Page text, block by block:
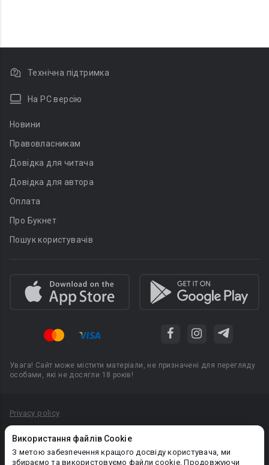
Використання файлів Cookie
З метою забезпечення кращого досвіду користувача, ми
збираємо та використовуємо файли cookie. Продовжуючи
Технічна підтримка
На PC версію
Новини
Правовласникам
Довідка для читача
Довідка для автора
Оплата
Про Букнет
Пошук користувачів
Увага! Сайт може містити матеріали, не призначені для перегляду
особами, які не досягли 18 років!
Privacy policy
Політика конфіденційності